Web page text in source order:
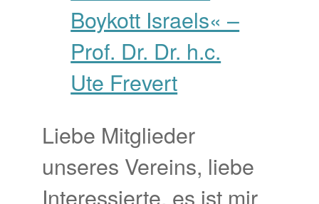
Liebe Mitglieder
unseres Vereins, liebe
Interessierte, es ist mir